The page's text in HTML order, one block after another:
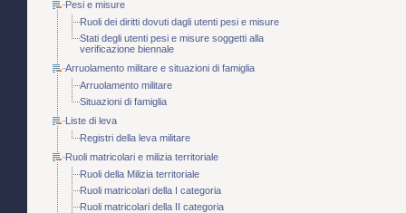
Pesi e misure
Ruoli dei diritti dovuti dagli utenti pesi e misure
Stati degli utenti pesi e misure soggetti alla
verificazione biennale
Arruolamento militare e situazioni di famiglia
Arruolamento militare
Situazioni di famiglia
Liste di leva
Registri della leva militare
Ruoli matricolari e milizia territoriale
Ruoli della Milizia territoriale
Ruoli matricolari della I categoria
Ruoli matricolari della II categoria